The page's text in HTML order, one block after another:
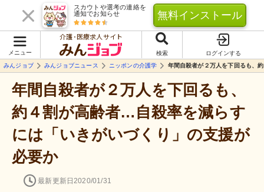
スカウトや選考の連絡を
通知でお知らせ
無料インストール
メニュー
介護･医療求人サイト
検索
ログインする
みんジョブ
みんジョブニュース ニッポンの介護学 年間自殺者が２万人を下回るも、
年間自殺者が２万人を下回るも、
約４割が高齢者…自殺率を減らす
には「いきがいづくり」の支援が
必要か
最新更新日2020/01/31